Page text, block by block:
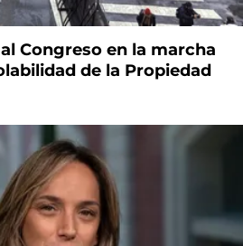
Congreso en la marcha
de la Propiedad